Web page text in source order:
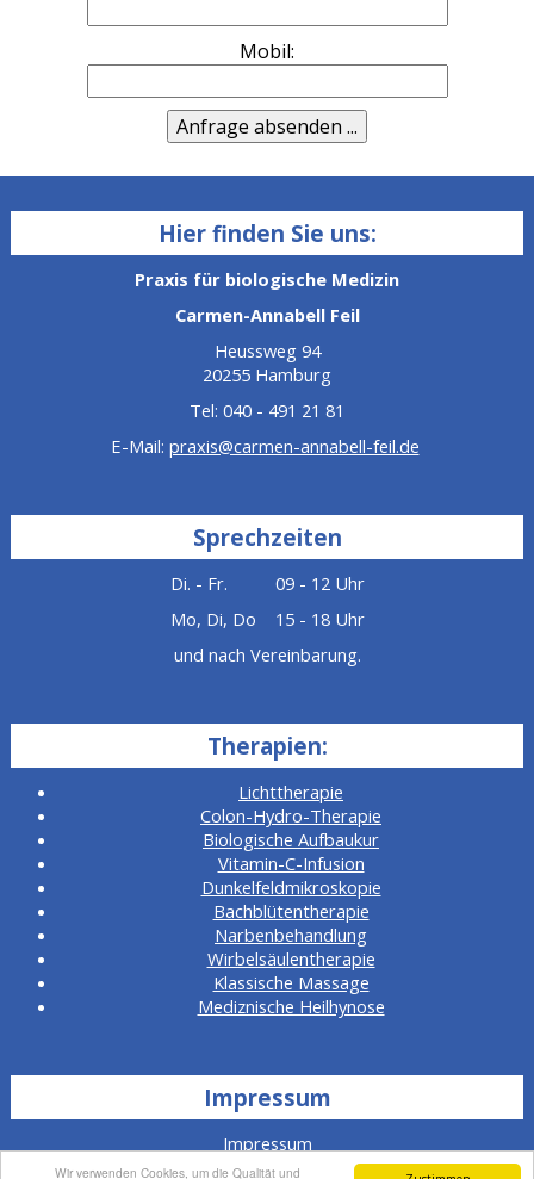
Wir verwenden Cookies, um die Qualität und
Mobil:
Hier finden Sie uns:
Praxis für biologische Medizin
Carmen-Annabell Feil
Heussweg 94
20255 Hamburg
Tel: 040 - 491 21 81
E-Mail: praxis@carmen-annabell-feil.de
Sprechzeiten
Di. - Fr. 09 - 12 Uhr
Mo, Di, Do 15 - 18 Uhr
und nach Vereinbarung.
Therapien:
Lichttherapie
Colon-Hydro-Therapie
Biologische Aufbaukur
Vitamin-C-Infusion
Dunkelfeldmikroskopie
Bachblütentherapie
Narbenbehandlung
Wirbelsäulentherapie
Klassische Massage
Mediznische Heilhynose
Impressum
Impressum